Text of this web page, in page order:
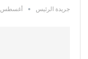
جريدة الرئيس أغسطس 27, 2019